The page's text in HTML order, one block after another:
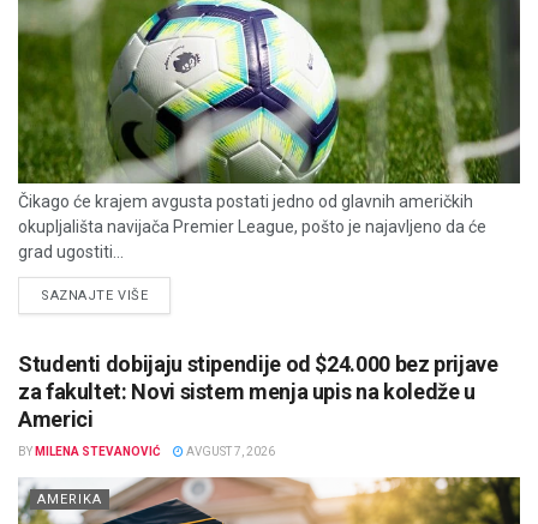
Čikago će krajem avgusta postati jedno od glavnih američkih
okupljališta navijača Premier League, pošto je najavljeno da će
grad ugostiti...
SAZNAJTE VIŠEDETAILS
Studenti dobijaju stipendije od $24.000 bez prijave
za fakultet: Novi sistem menja upis na koledže u
Americi
BY MILENA STEVANOVIĆ AVGUST 7, 2026
AMERIKA